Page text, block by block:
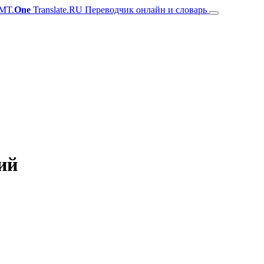
One Translate.RU Переводчик онлайн и словарь